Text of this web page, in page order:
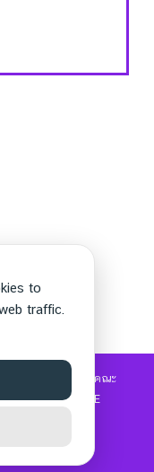
RESERVED. คณะ
เนม|MOVIE2FREE
to
traffic.